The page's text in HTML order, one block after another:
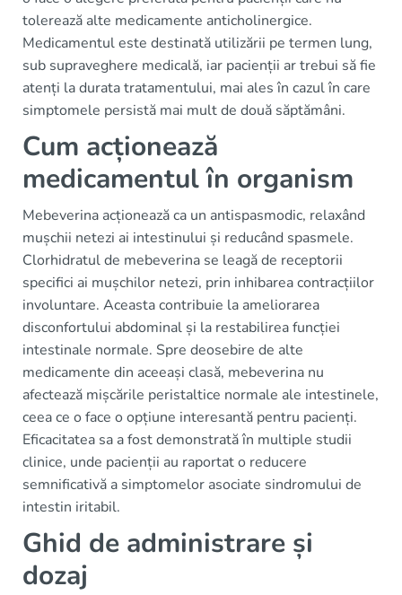
tolerează alte medicamente anticholinergice.
Medicamentul este destinată utilizării pe termen lung,
sub supraveghere medicală, iar pacienții ar trebui să fie
atenți la durata tratamentului, mai ales în cazul în care
simptomele persistă mai mult de două săptămâni.
Cum acționează
medicamentul în organism
Mebeverina acționează ca un antispasmodic, relaxând
mușchii netezi ai intestinului și reducând spasmele.
Clorhidratul de mebeverina se leagă de receptorii
specifici ai mușchilor netezi, prin inhibarea contracțiilor
involuntare. Aceasta contribuie la ameliorarea
disconfortului abdominal și la restabilirea funcției
intestinale normale. Spre deosebire de alte
medicamente din aceeași clasă, mebeverina nu
afectează mișcările peristaltice normale ale intestinele,
ceea ce o face o opțiune interesantă pentru pacienți.
Eficacitatea sa a fost demonstrată în multiple studii
clinice, unde pacienții au raportat o reducere
semnificativă a simptomelor asociate sindromului de
intestin iritabil.
Ghid de administrare și
dozaj